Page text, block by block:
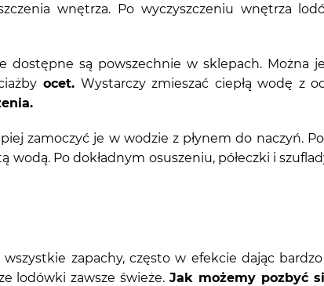
wnętrza. Po wyczyszczeniu wnętrza
dostępne są powszechnie w sklepach. Można
ocet. Wystarczy zmieszać ciepłą wodę z
zamoczyć je w wodzie z płynem do naczyń.
wodą. Po dokładnym osuszeniu, półeczki i
zapachy, często w efekcie dając
lodówki zawsze świeże.Jak możemy pozbyć